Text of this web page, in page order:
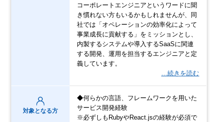
コーポレートエンジニアというワードに聞
き慣れない方もいるかもしれませんが、同
社では「オペレーションの効率化によって
事業成長に貢献する」をミッションとし、
内製するシステムや導入するSaaSに関連
する開発、運用を担当するエンジニアと定
義しています。
…続きを読む
対象となる方
◆何らかの言語、フレームワークを用いた
サービス開発経験
※必ずしもRubyやReact.jsの経験が必須で